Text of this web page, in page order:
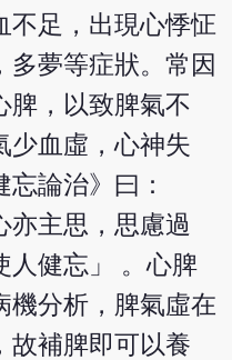
不足，出現心悸怔
多夢等症狀。常因
脾，以致脾氣不
少血虛，心神失
論治》曰：
亦主思，思慮過
人健忘」 。心脾
機分析，脾氣虛在
故補脾即可以養